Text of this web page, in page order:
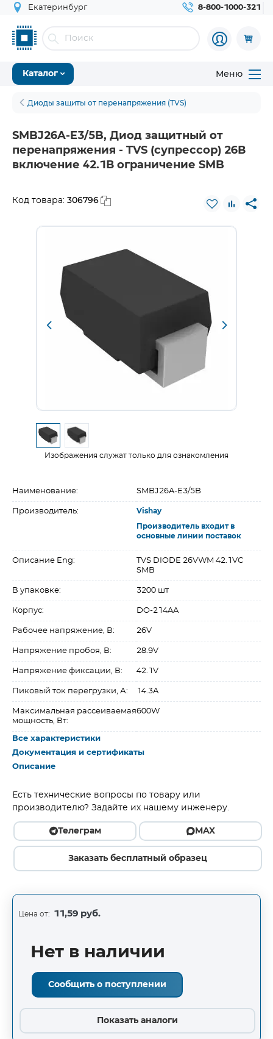
Екатеринбург 8-800-1000-321
Каталог Меню
Диоды защиты от перенапряжения (TVS)
SMBJ26A-E3/5B, Диод защитный от
перенапряжения - TVS (супрессор) 26В
включение 42.1В ограничение SMB
Код товара: 306796
Изображения служат только для ознакомления
Наименование: SMBJ26A-E3/5B
Производитель: Vishay
Производитель входит в
основные линии поставок
Описание Eng:
TVS DIODE 26VWM 42.1VC
SMB
В упаковке: 3200 шт
Корпус: DO-214AA
Рабочее напряжение, В: 26V
Напряжение пробоя, В: 28.9V
Напряжение фиксации, В: 42.1V
Пиковый ток перегрузки, А: 14.3A
Максимальная рассеиваемая
мощность, Вт:
600W
Все характеристики
Документация и сертификаты
Описание
Есть технические вопросы по товару или
производителю? Задайте их нашему инженеру.
Телеграм MAX
Заказать бесплатный образец
Цена от: 11,59 руб.
Нет в наличии
Сообщить о поступлении
Показать аналоги